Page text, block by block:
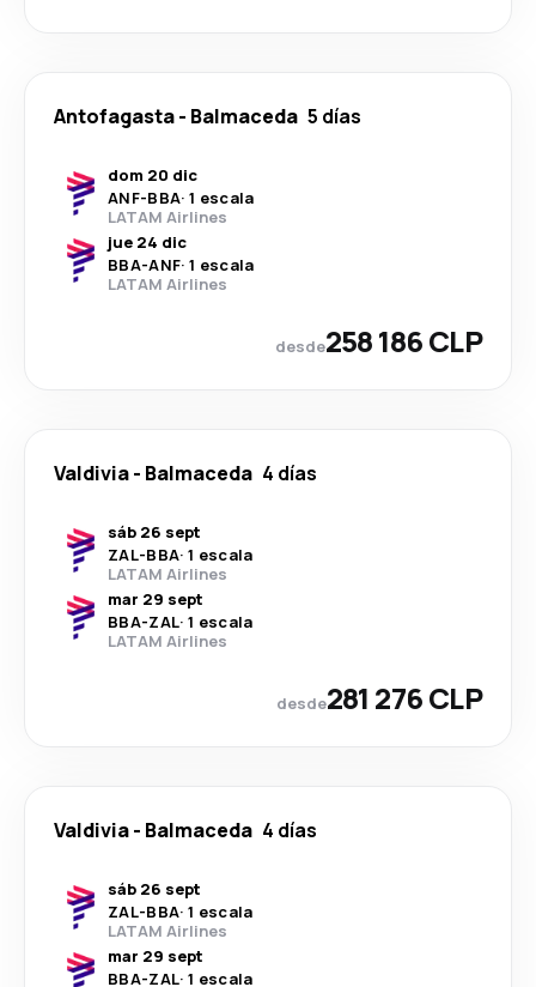
Antofagasta- Balmaceda 5 días
dom 20 dic
ANF-BBA· 1 escala
LATAM Airlines
jue 24 dic
BBA-ANF· 1 escala
LATAM Airlines
desde258 186 CLP
Valdivia- Balmaceda 4 días
sáb 26 sept
ZAL-BBA· 1 escala
LATAM Airlines
mar 29 sept
BBA-ZAL· 1 escala
LATAM Airlines
desde281 276 CLP
Valdivia- Balmaceda 4 días
sáb 26 sept
ZAL-BBA· 1 escala
LATAM Airlines
mar 29 sept
BBA-ZAL· 1 escala